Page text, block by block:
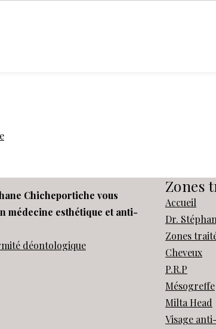
Chicheportiche vous
médecine esthétique et anti-
déontologique
Zones
Accueil
Dr.
Zones
Cheveux
P.R.P
Mésogreffe
Milta Head
Visage